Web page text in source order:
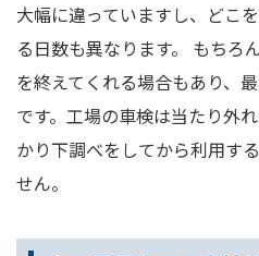
大幅に違っていますし、どこ
る日数も異なります。 もちろ
を終えてくれる場合もあり、
です。工場の車検は当たり外
かり下調べをしてから利用す
せん。